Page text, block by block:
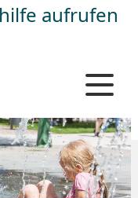
aufrufen